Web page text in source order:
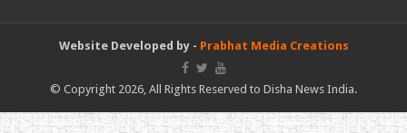
Website Developed by - Prabhat Media Creations
© Copyright 2026, All Rights Reserved to Disha News India.